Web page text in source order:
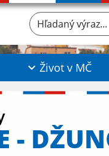
Hľadaný výraz...
Život v MČ
-